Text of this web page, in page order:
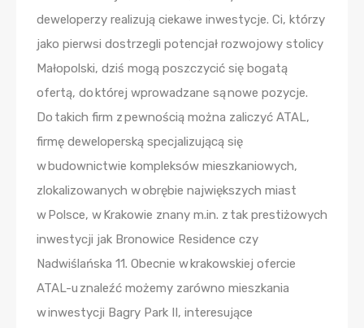
deweloperzy realizują ciekawe inwestycje. Ci, którzy
jako pierwsi dostrzegli potencjał rozwojowy stolicy
Małopolski, dziś mogą poszczycić się bogatą
ofertą, do której wprowadzane są nowe pozycje.
Do takich firm z pewnością można zaliczyć ATAL,
firmę deweloperską specjalizującą się
w budownictwie kompleksów mieszkaniowych,
zlokalizowanych w obrębie największych miast
w Polsce, w Krakowie znany m.in. z tak prestiżowych
inwestycji jak Bronowice Residence czy
Nadwiślańska 11. Obecnie w krakowskiej ofercie
ATAL-u znaleźć możemy zarówno mieszkania
w inwestycji Bagry Park II, interesujące